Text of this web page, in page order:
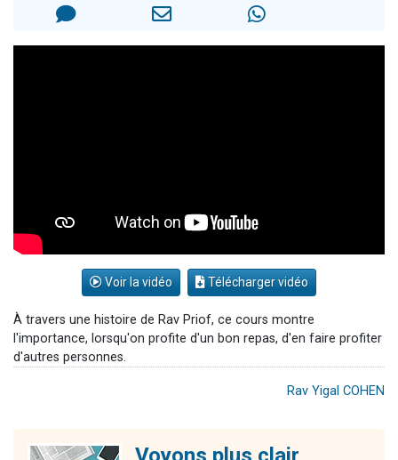
Il reste 49 places pour étudier en groupe sur Zoom
Voir la vidéo Télécharger vidéo
À travers une histoire de Rav Priof, ce cours montre
l'importance, lorsqu'on profite d'un bon repas, d'en faire profiter
d'autres personnes.
Rav Yigal COHEN